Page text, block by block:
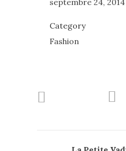
septembre 24, 2014
Category
Fashion